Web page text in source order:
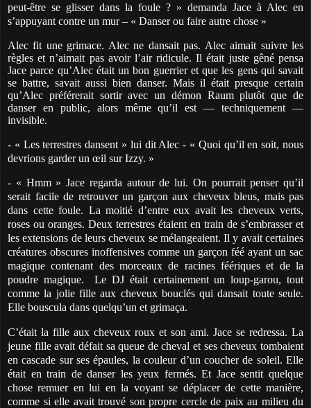
peut-être se glisser dans la foule ? » demanda Jace à Alec en
s’appuyant contre un mur – « Danser ou faire autre chose »
Alec fit une grimace. Alec ne dansait pas. Alec aimait suivre les
règles et n’aimait pas avoir l’air ridicule. Il était juste gêné pensa
Jace parce qu’Alec était un bon guerrier et que les gens qui savait
se battre, savait aussi bien danser. Mais il était presque certain
qu’Alec préférerait sortir avec un démon Raum plutôt que de
danser en public, alors même qu’il est — techniquement —
invisible.
- « Les terrestres dansent » lui dit Alec - « Quoi qu’il en soit, nous
devrions garder un œil sur Izzy. »
- « Hmm » Jace regarda autour de lui. On pourrait penser qu’il
serait facile de retrouver un garçon aux cheveux bleus, mais pas
dans cette foule. La moitié d’entre eux avait les cheveux verts,
roses ou oranges. Deux terrestres étaient en train de s’embrasser et
les extensions de leurs cheveux se mélangeaient. Il y avait certaines
créatures obscures inoffensives comme un garçon féé ayant un sac
magique contenant des morceaux de racines féériques et de la
poudre magique.
Le DJ était certainement un loup-garou, tout
comme la jolie fille aux cheveux bouclés qui dansait toute seule.
Elle bouscula dans quelqu’un et grimaça.
C’était la fille aux cheveux roux et son ami. Jace se redressa. La
jeune fille avait défait sa queue de cheval et ses cheveux tombaient
en cascade sur ses épaules, la couleur d’un coucher de soleil. Elle
était en train de danser les yeux fermés. Et Jace sentit quelque
chose remuer en lui en la voyant se déplacer de cette manière,
comme si elle avait trouvé son propre cercle de paix au milieu du